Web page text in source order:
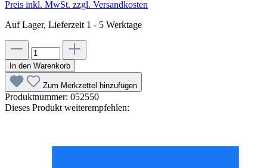
Preis inkl. MwSt. zzgl. Versandkosten
Auf Lager, Lieferzeit 1 - 5 Werktage
In den Warenkorb
Zum Merkzettel hinzufügen
Produktnummer: 052550
Dieses Produkt weiterempfehlen: